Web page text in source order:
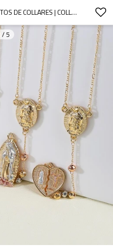
PROVEEDOR DE CONJUNTOS DE COLLARES | COLLAR RELIGIOSO TRICOLOR CON CIRCONITAS, CHAPADO EN ORO ROSA, PLATA Y ORO ROSA PARA MUJER
/ 5